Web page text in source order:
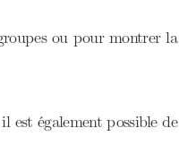
ou pour montrer la
est également possible de